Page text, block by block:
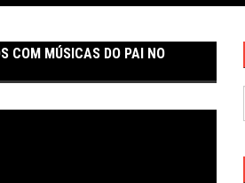
COM MÚSICAS DO PAI NO